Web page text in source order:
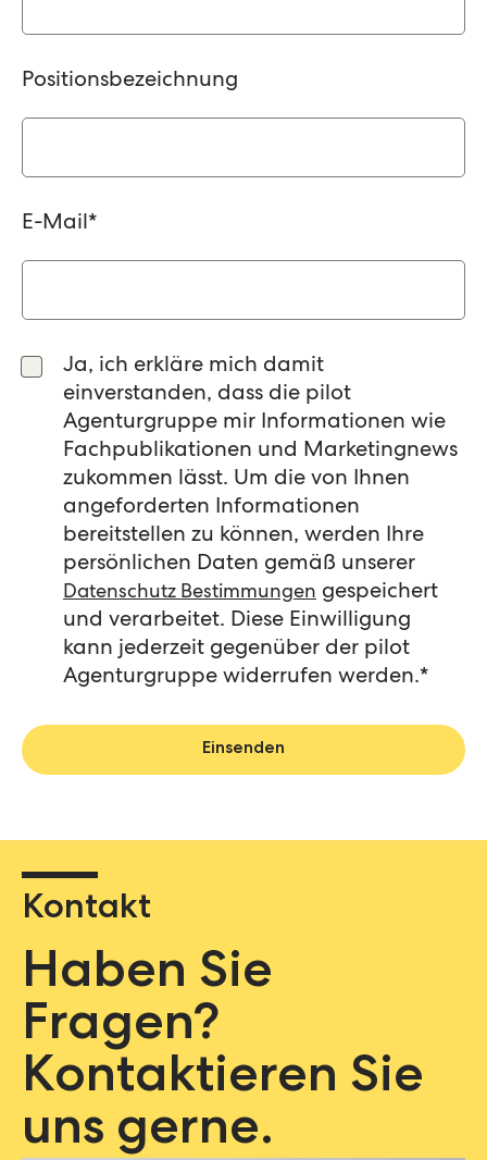
Positionsbezeichnung
E-Mail*
Ja, ich erkläre mich damit
einverstanden, dass die pilot
Agenturgruppe mir Informationen wie
Fachpublikationen und Marketingnews
zukommen lässt. Um die von Ihnen
angeforderten Informationen
bereitstellen zu können, werden Ihre
persönlichen Daten gemäß unserer
Datenschutz Bestimmungen gespeichert
und verarbeitet. Diese Einwilligung
kann jederzeit gegenüber der pilot
Agenturgruppe widerrufen werden.*
Kontakt
Haben Sie
Fragen?
Kontaktieren Sie
uns gerne.